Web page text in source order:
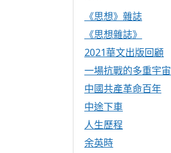
《思想》雜誌
《思想雜誌》
2021華文出版回顧
一場抗戰的多重宇宙
中國共產革命百年
中途下車
人生歷程
余英時